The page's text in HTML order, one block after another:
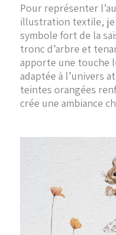
Pour représenter
illustration textile,
symbole fort de la
tronc d’arbre et
apporte une touche
adaptée à l’univers
teintes orangées
crée une ambiance